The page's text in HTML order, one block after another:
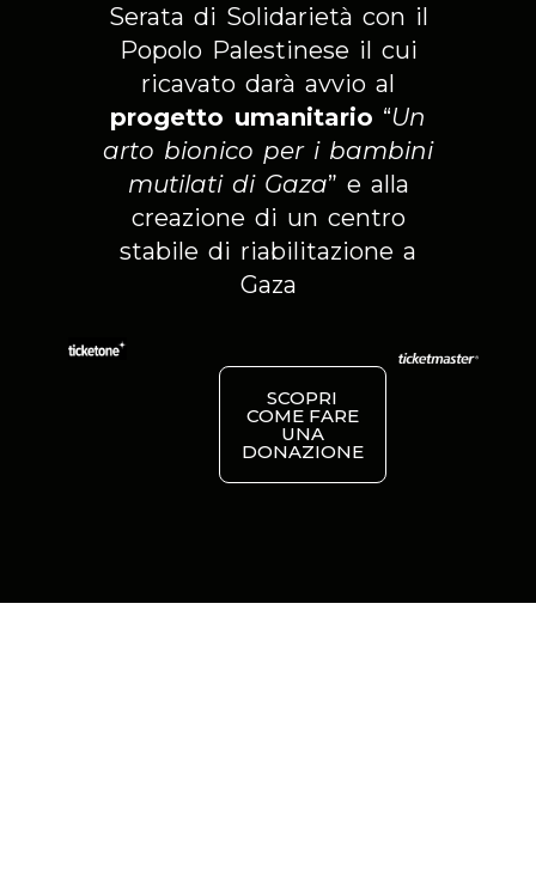
Serata di Solidarietà con il
Popolo Palestinese il cui
ricavato darà avvio al
progetto umanitario “Un
arto bionico per i bambini
mutilati di Gaza” e alla
creazione di un centro
stabile di riabilitazione a
Gaza
SCOPRI
COME FARE
UNA
DONAZIONE